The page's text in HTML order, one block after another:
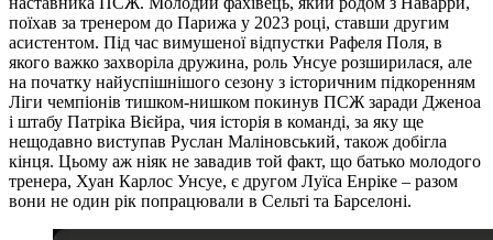
поїхав за тренером до Парижа у 2023 році, ставши другим
асистентом. Під час вимушеної відпустки Рафеля Поля, в
якого важко захворіла дружина, роль Унсуе розширилася, але
на початку найуспішнішого сезону з історичним підкоренням
Ліги чемпіонів тишком-нишком покинув ПСЖ заради Дженоа
і штабу Патріка Вієйра, чия історія в команді, за яку ще
нещодавно виступав Руслан Маліновський, також добігла
кінця. Цьому аж ніяк не завадив той факт, що батько молодого
тренера, Хуан Карлос Унсуе, є другом Луїса Енріке – разом
вони не один рік попрацювали в Сельті та Барселоні.